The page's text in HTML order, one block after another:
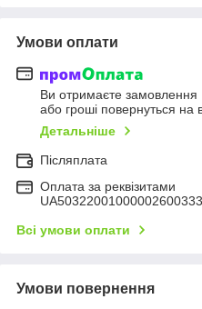
Умови оплати
Ви отримаєте замовлення
або гроші повернуться на
Детальніше
Післяплата
Оплата за реквізитами
Всі умови оплати
Умови повернення